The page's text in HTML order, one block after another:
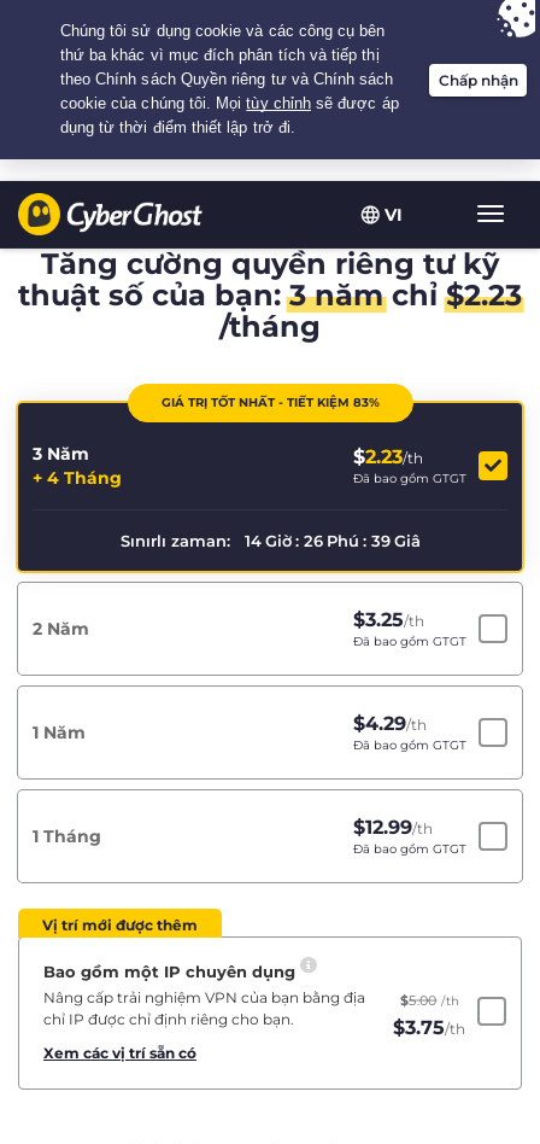
VI
đổi
điều
Your choice:The Best Dealfor 3.3333333333333-years at $
/month
Tăng cường quyền riêng tư kỹ
thuật số của bạn:3 nămchỉ$2.23
/tháng
GIÁ TRỊ TỐT NHẤT - TIẾT KIỆM 83%
3 Năm
+ 4 Tháng
$2.23/th
Đã bao gồm GTGT
Sınırlı zaman: 14 Giờ : 26 Phú : 39 Giâ
2 Năm $3.25/th
Đã bao gồm GTGT
1 Năm $4.29/th
Đã bao gồm GTGT
1 Tháng $12.99/th
Đã bao gồm GTGT
Vị trí mới được thêm
Bao gồm một IP chuyên dụng
Nâng cấp trải nghiệm VPN của bạn bằng địa
chỉ IP được chỉ định riêng cho bạn.
Xem các vị trí sẵn có
$5.00 /th
$3.75/th